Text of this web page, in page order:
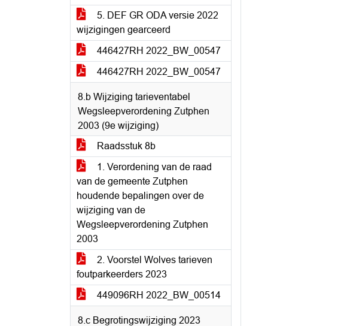
5. DEF GR ODA versie 2022
wijzigingen gearceerd
446427RH 2022_BW_00547
446427RH 2022_BW_00547
8.b Wijziging tarieventabel
Wegsleepverordening Zutphen
2003 (9e wijziging)
Raadsstuk 8b
1. Verordening van de raad
van de gemeente Zutphen
houdende bepalingen over de
wijziging van de
Wegsleepverordening Zutphen
2003
2. Voorstel Wolves tarieven
foutparkeerders 2023
449096RH 2022_BW_00514
8.c Begrotingswijziging 2023